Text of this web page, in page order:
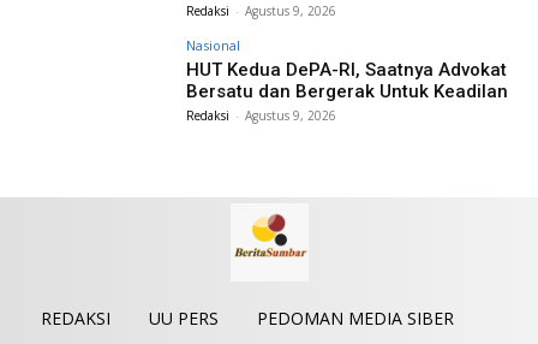
Redaksi - Agustus 9, 2026
Nasional
HUT Kedua DePA-RI, Saatnya Advokat
Bersatu dan Bergerak Untuk Keadilan
Redaksi - Agustus 9, 2026
REDAKSI UU PERS PEDOMAN MEDIA SIBER